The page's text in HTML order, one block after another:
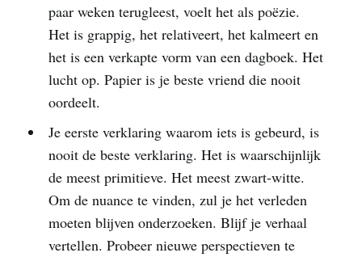
paar weken terugleest, voelt het als poëzie.
Het is grappig, het relativeert, het kalmeert en
het is een verkapte vorm van een dagboek. Het
lucht op. Papier is je beste vriend die nooit
oordeelt.
Je eerste verklaring waarom iets is gebeurd, is
nooit de beste verklaring. Het is waarschijnlijk
de meest primitieve. Het meest zwart-witte.
Om de nuance te vinden, zul je het verleden
moeten blijven onderzoeken. Blijf je verhaal
vertellen. Probeer nieuwe perspectieven te